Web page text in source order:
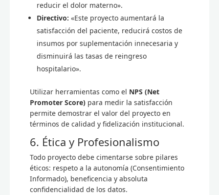
reducir el dolor materno».
Directivo: «Este proyecto aumentará la
satisfacción del paciente, reducirá costos de
insumos por suplementación innecesaria y
disminuirá las tasas de reingreso
hospitalario».
Utilizar herramientas como el NPS (Net
Promoter Score)para medir la satisfacción
permite demostrar el valor del proyecto en
términos de calidad y fidelización institucional.
6. Ética y Profesionalismo
Todo proyecto debe cimentarse sobre pilares
éticos: respeto a la autonomía (Consentimiento
Informado), beneficencia y absoluta
confidencialidad de los datos.